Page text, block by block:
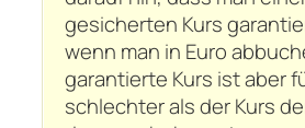
gesicherten Kurs
wenn man in Euro
garantierte Kurs ist aber
schlechter als der Kurs